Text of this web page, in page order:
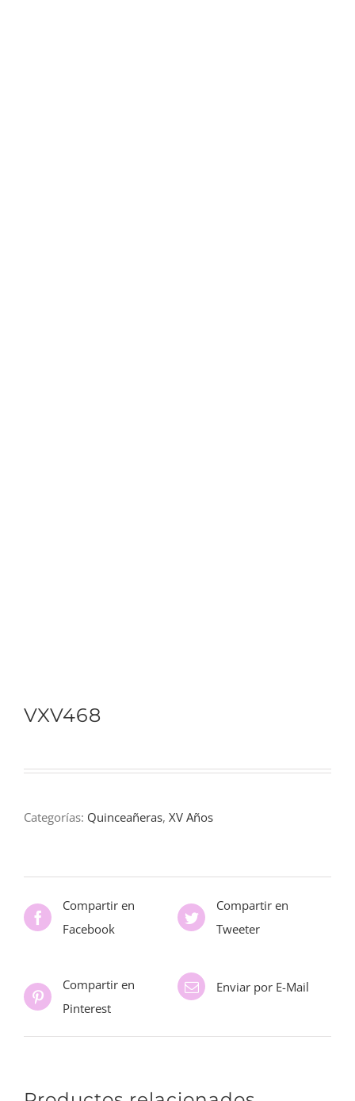
VXV468
Categorías: Quinceañeras, XV Años
Compartir en
Facebook
Compartir en
Tweeter
Compartir en
Pinterest
Enviar por E-Mail